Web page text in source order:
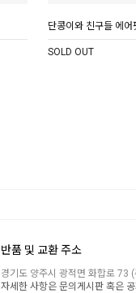
단콩이와 친구들 에어
SOLD OUT
반품 및 교환 주소
경기도 양주시 광적면 화합로 73 (
자세한 사항은 문의게시판 혹은